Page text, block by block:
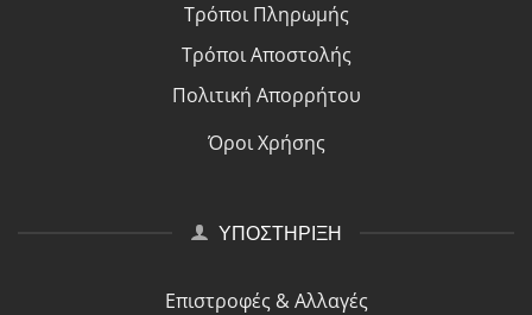
Τρόποι Πληρωμής
Τρόποι Αποστολής
Πολιτική Απορρήτου
Όροι Χρήσης
ΥΠΟΣΤΗΡΙΞΗ
Επιστροφές & Αλλαγές